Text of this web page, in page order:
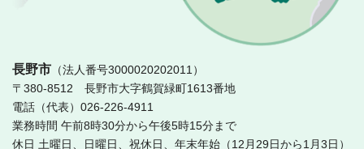
長野市 （法人番号3000020202011）
〒380-8512 長野市大字鶴賀緑町1613番地
電話（代表）026-226-4911
業務時間 午前8時30分から午後5時15分まで
休日 土曜日、日曜日、祝休日、年末年始（12月29日から1月3日）